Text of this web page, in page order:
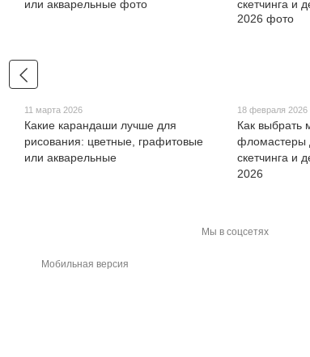
11 марта 2026
Какие карандаши лучше для
рисования: цветные, графитовые
или акварельные
18 февраля 2026
Как выбрать
фломастеры
скетчинга и
2026
Мобильная версия
Мы в соцсетях